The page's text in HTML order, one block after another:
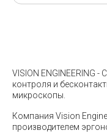
VISION ENGINEERING
контроля и
микроскопы.
Компания Vision
производителем